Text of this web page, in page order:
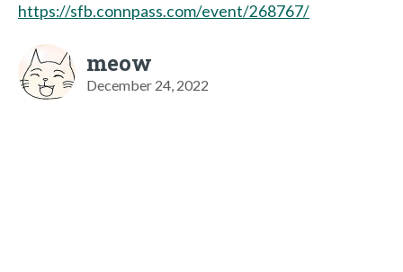
https://sfb.connpass.com/event/268767/
meow
December 24, 2022